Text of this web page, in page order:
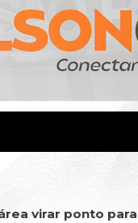
virar ponto para